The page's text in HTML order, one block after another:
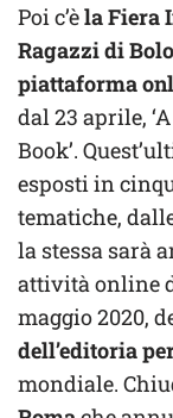
Poi c’èla Fiera
Ragazzidi
piattaforma
dal 23 aprile,
Book’.
esposti in
tematiche,
la stessa sarà
attività online
maggio 2020,
dell’editoria
mondiale.